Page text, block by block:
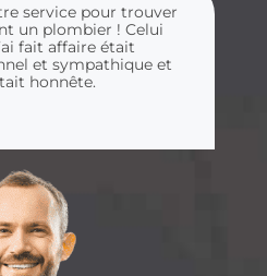
service pour trouver
un plombier ! Celui
fait affaire était
et sympathique et
honnête.